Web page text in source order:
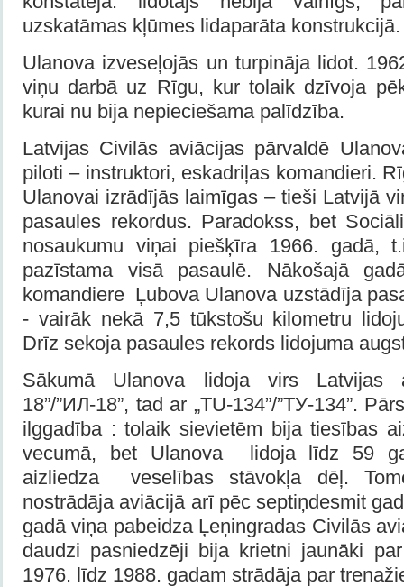
uzskatāmas kļūmes lidaparāta konstrukcijā.
Ulanova izveseļojās un turpināja lidot.
viņu darbā uz Rīgu, kur tolaik dzīvoja
kurai nu bija nepieciešama palīdzība.
Latvijas Civilās aviācijas pārvaldē
piloti – instruktori, eskadriļas komandieri.
Ulanovai izrādījās laimīgas – tieši Latvijā
pasaules rekordus. Paradokss, bet
nosaukumu viņai piešķīra 1966. gadā,
pazīstama visā pasaulē. Nākošajā
komandiere Ļubova Ulanova uzstādīja
- vairāk nekā 7,5 tūkstošu kilometru
Drīz sekoja pasaules rekords lidojuma
Sākumā Ulanova lidoja virs
18”/”ИЛ-18”, tad ar „TU-134”/”ТУ-134”.
ilggadība : tolaik sievietēm bija tiesības
vecumā, bet Ulanova lidoja līdz 59
aizliedza veselības stāvokļa dēļ.
nostrādāja aviācijā arī pēc septiņdesmit
gadā viņa pabeidza Ļeņingradas Civilās
daudzi pasniedzēji bija krietni jaunāki
1976. līdz 1988. gadam strādāja par